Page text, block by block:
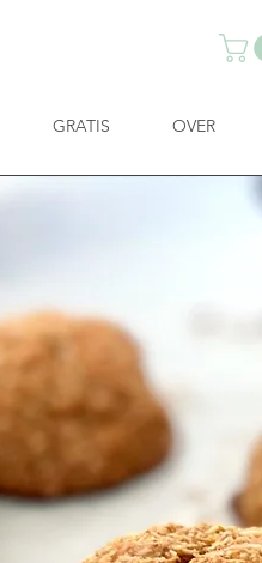
GRATIS OVER